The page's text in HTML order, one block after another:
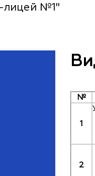
лицей №1"
№
1
2